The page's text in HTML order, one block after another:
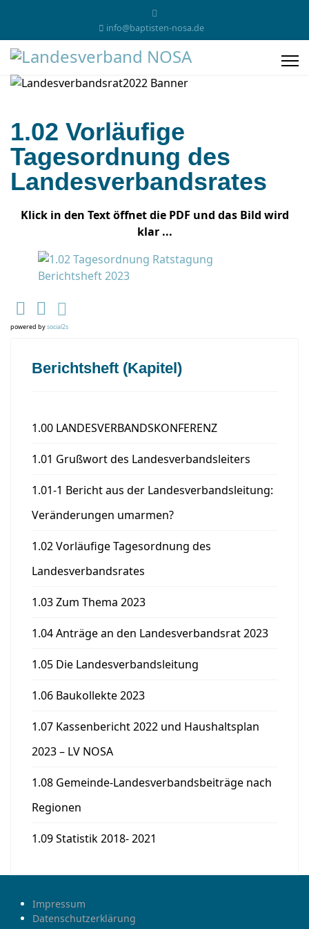
info@baptisten-nosa.de
1.02 Vorläufige
Tagesordnung des
Landesverbandsrates
Klick in den Text öffnet die PDF und das Bild wird
klar ...
powered bysocial2s
Berichtsheft (Kapitel)
1.00 LANDESVERBANDSKONFERENZ
1.01 Grußwort des Landesverbandsleiters
1.01-1 Bericht aus der Landesverbandsleitung:
Veränderungen umarmen?
1.02 Vorläufige Tagesordnung des
Landesverbandsrates
1.03 Zum Thema 2023
1.04 Anträge an den Landesverbandsrat 2023
1.05 Die Landesverbandsleitung
1.06 Baukollekte 2023
1.07 Kassenbericht 2022 und Haushaltsplan
2023 – LV NOSA
1.08 Gemeinde-Landesverbandsbeiträge nach
Regionen
1.09 Statistik 2018- 2021
Impressum
Datenschutzerklärung